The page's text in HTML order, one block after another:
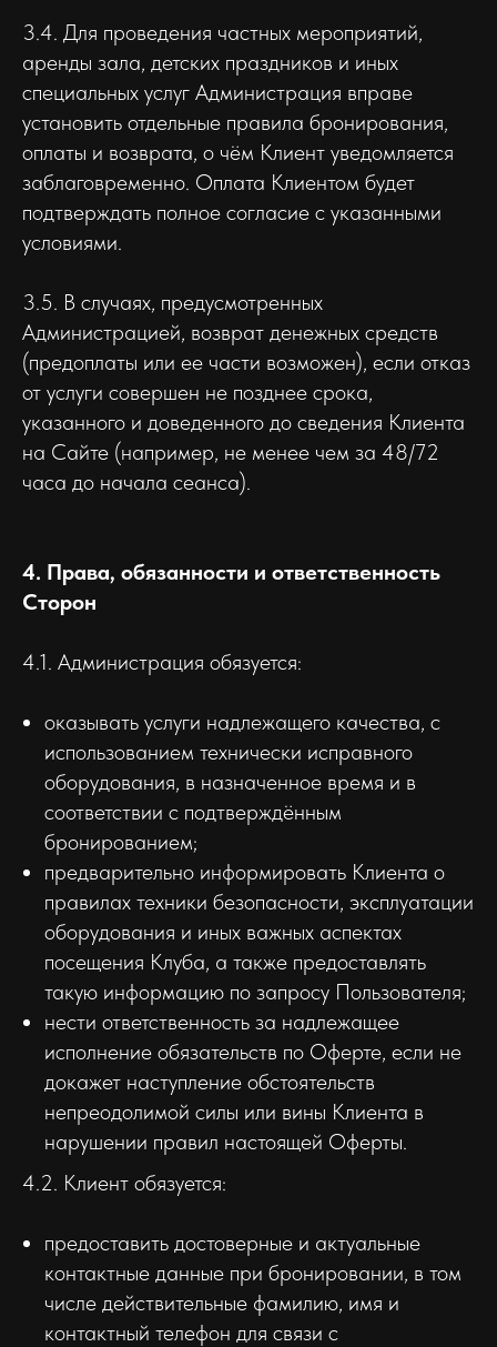
3.4. Для проведения частных мероприятий,
аренды зала, детских праздников и иных
специальных услуг Администрация вправе
установить отдельные правила бронирования,
оплаты и возврата, о чём Клиент уведомляется
заблаговременно. Оплата Клиентом будет
подтверждать полное согласие с указанными
условиями.
3.5. В случаях, предусмотренных
Администрацией, возврат денежных средств
(предоплаты или ее части возможен), если отказ
от услуги совершен не позднее срока,
указанного и доведенного до сведения Клиента
на Сайте (например, не менее чем за 48/72
часа до начала сеанса).
4. Права, обязанности и ответственность
Сторон
4.1. Администрация обязуется:
оказывать услуги надлежащего качества, с
использованием технически исправного
оборудования, в назначенное время и в
соответствии с подтверждённым
бронированием;
предварительно информировать Клиента о
правилах техники безопасности, эксплуатации
оборудования и иных важных аспектах
посещения Клуба, а также предоставлять
такую информацию по запросу Пользователя;
нести ответственность за надлежащее
исполнение обязательств по Оферте, если не
докажет наступление обстоятельств
непреодолимой силы или вины Клиента в
нарушении правил настоящей Оферты.
4.2. Клиент обязуется:
предоставить достоверные и актуальные
контактные данные при бронировании, в том
числе действительные фамилию, имя и
контактный телефон для связи с